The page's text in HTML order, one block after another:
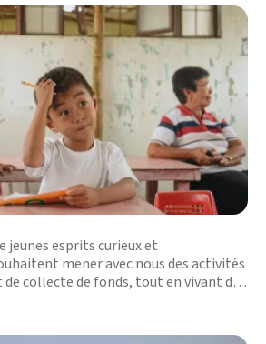
jeunes esprits curieux et
mener avec nous des activités
collecte de fonds, tout en vivant des